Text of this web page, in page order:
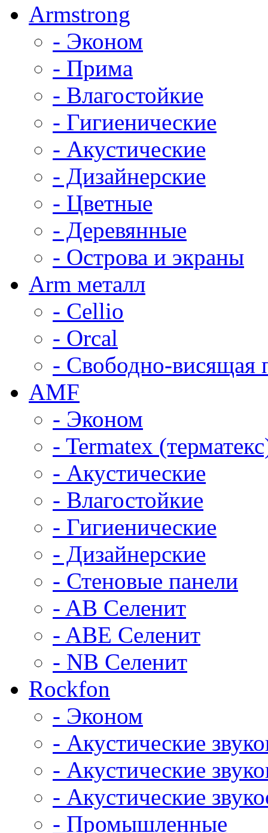
Armstrong
- Эконом
- Прима
- Влагостойкие
- Гигиенические
- Акустические
- Дизайнерские
- Цветные
- Деревянные
- Острова и экраны
Arm металл
- Cellio
- Orcal
- Свободно-висящая
AMF
- Эконом
- Termatex
- Акустические
- Влагостойкие
- Гигиенические
- Дизайнерские
- Стеновые панели
- AB Селенит
- ABE Селенит
- NB Селенит
Rockfon
- Эконом
- Акустические
- Акустические
- Акустические
- Промышленные